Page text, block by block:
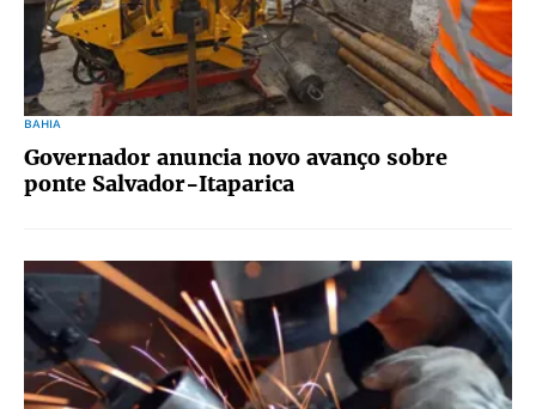
BAHIA
Governador anuncia novo avanço sobre
ponte Salvador-Itaparica